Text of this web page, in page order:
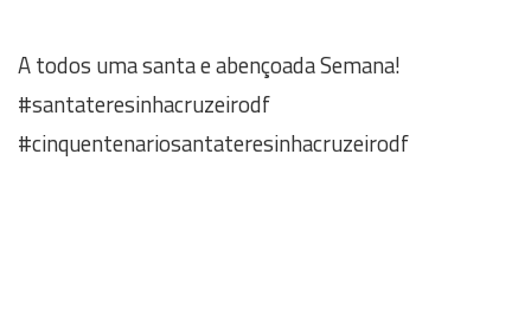
A todos uma santa e abençoada Semana!
#santateresinhacruzeirodf
#cinquentenariosantateresinhacruzeirodf